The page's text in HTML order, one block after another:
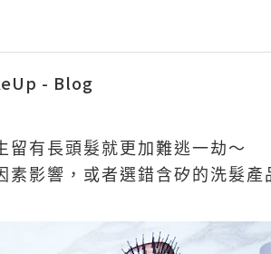
- Blog
留有長頭髮就更加難逃一劫～
素影響，或者選錯含矽的洗髮